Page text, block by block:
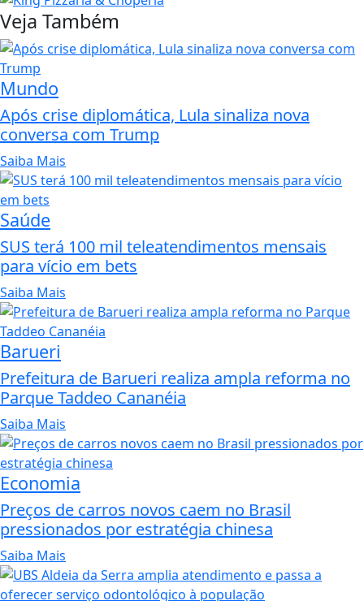
Veja Também
Mundo
Após crise diplomática, Lula sinaliza nova
conversa com Trump
Saiba Mais
Saúde
SUS terá 100 mil teleatendimentos mensais
para vício em bets
Saiba Mais
Barueri
Prefeitura de Barueri realiza ampla reforma no
Parque Taddeo Cananéia
Saiba Mais
Economia
Preços de carros novos caem no Brasil
pressionados por estratégia chinesa
Saiba Mais